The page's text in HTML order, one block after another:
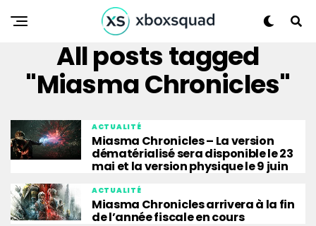
All posts tagged
"Miasma Chronicles"
ACTUALITÉ
Miasma Chronicles – La version
dématérialisé sera disponible le 23
mai et la version physique le 9 juin
ACTUALITÉ
Miasma Chronicles arrivera à la fin
de l’année fiscale en cours